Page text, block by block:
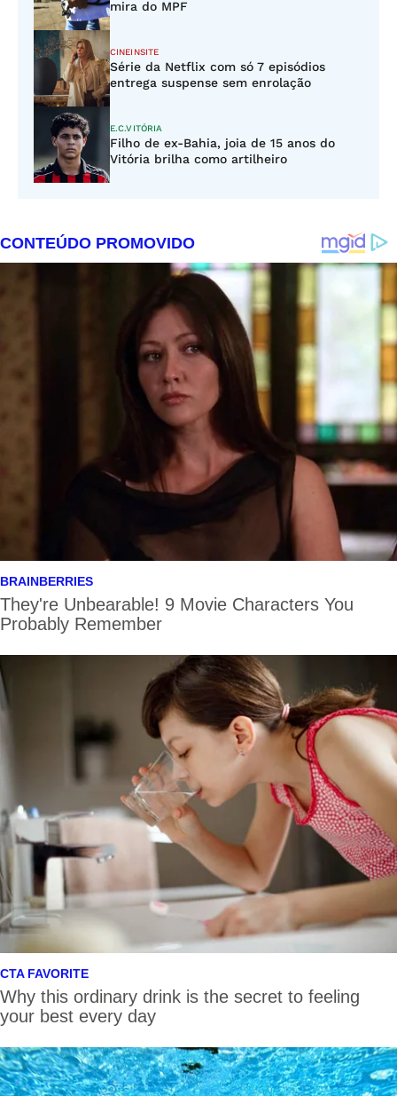
mira do MPF
CINEINSITE
Série da Netflix com só 7 episódios
entrega suspense sem enrolação
E.C.VITÓRIA
Filho de ex-Bahia, joia de 15 anos do
Vitória brilha como artilheiro